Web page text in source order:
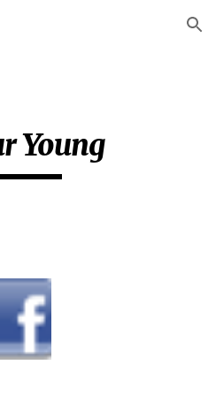
Skip to navigation
Young